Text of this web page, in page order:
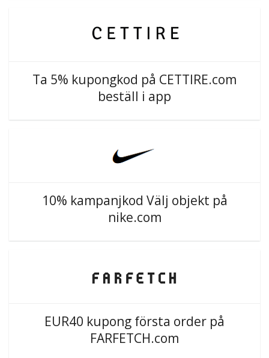
Ta 5% kupongkod på CETTIRE.com
beställ i app
10% kampanjkod Välj objekt på
nike.com
EUR40 kupong första order på
FARFETCH.com